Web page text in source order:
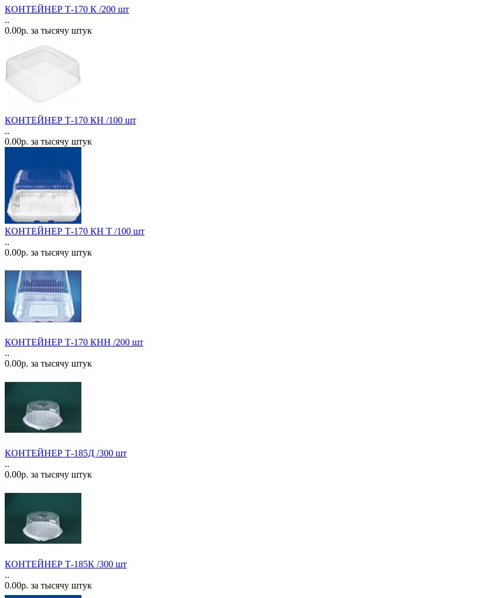
КОНТЕЙНЕР Т-170 К /200 шт
..
0.00р. за тысячу штук
КОНТЕЙНЕР Т-170 КН /100 шт
..
0.00р. за тысячу штук
КОНТЕЙНЕР Т-170 КН Т /100 шт
..
0.00р. за тысячу штук
КОНТЕЙНЕР Т-170 КНН /200 шт
..
0.00р. за тысячу штук
КОНТЕЙНЕР Т-185Д /300 шт
..
0.00р. за тысячу штук
КОНТЕЙНЕР Т-185К /300 шт
..
0.00р. за тысячу штук